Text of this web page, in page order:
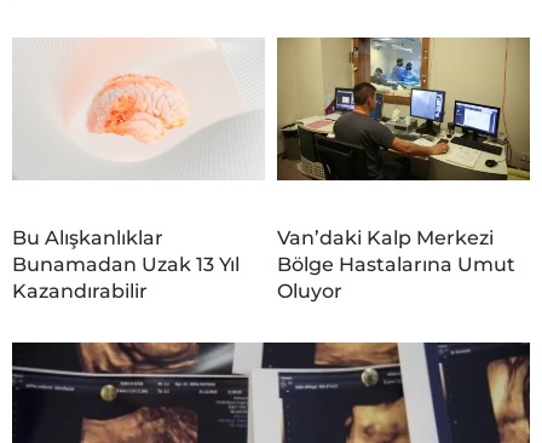
Bu Alışkanlıklar
Bunamadan Uzak 13 Yıl
Kazandırabilir
Van’daki Kalp Merkezi
Bölge Hastalarına Umut
Oluyor